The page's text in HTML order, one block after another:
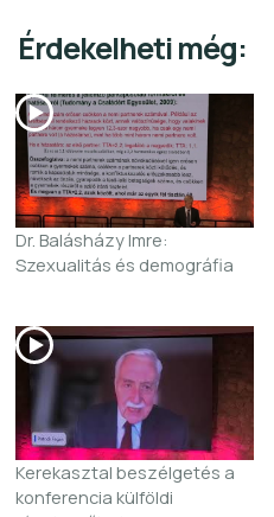
Érdekelheti még:
Dr. Balásházy Imre:
Szexualitás és demográfia
Kerekasztal beszélgetés a
konferencia külföldi